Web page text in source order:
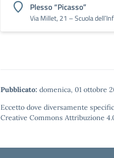
Plesso “Picasso”
Via Millet, 21 – Scuola
Pubblicato: domenica, 01 ottobre
Eccetto dove diversamente
Creative Commons Attribuzione